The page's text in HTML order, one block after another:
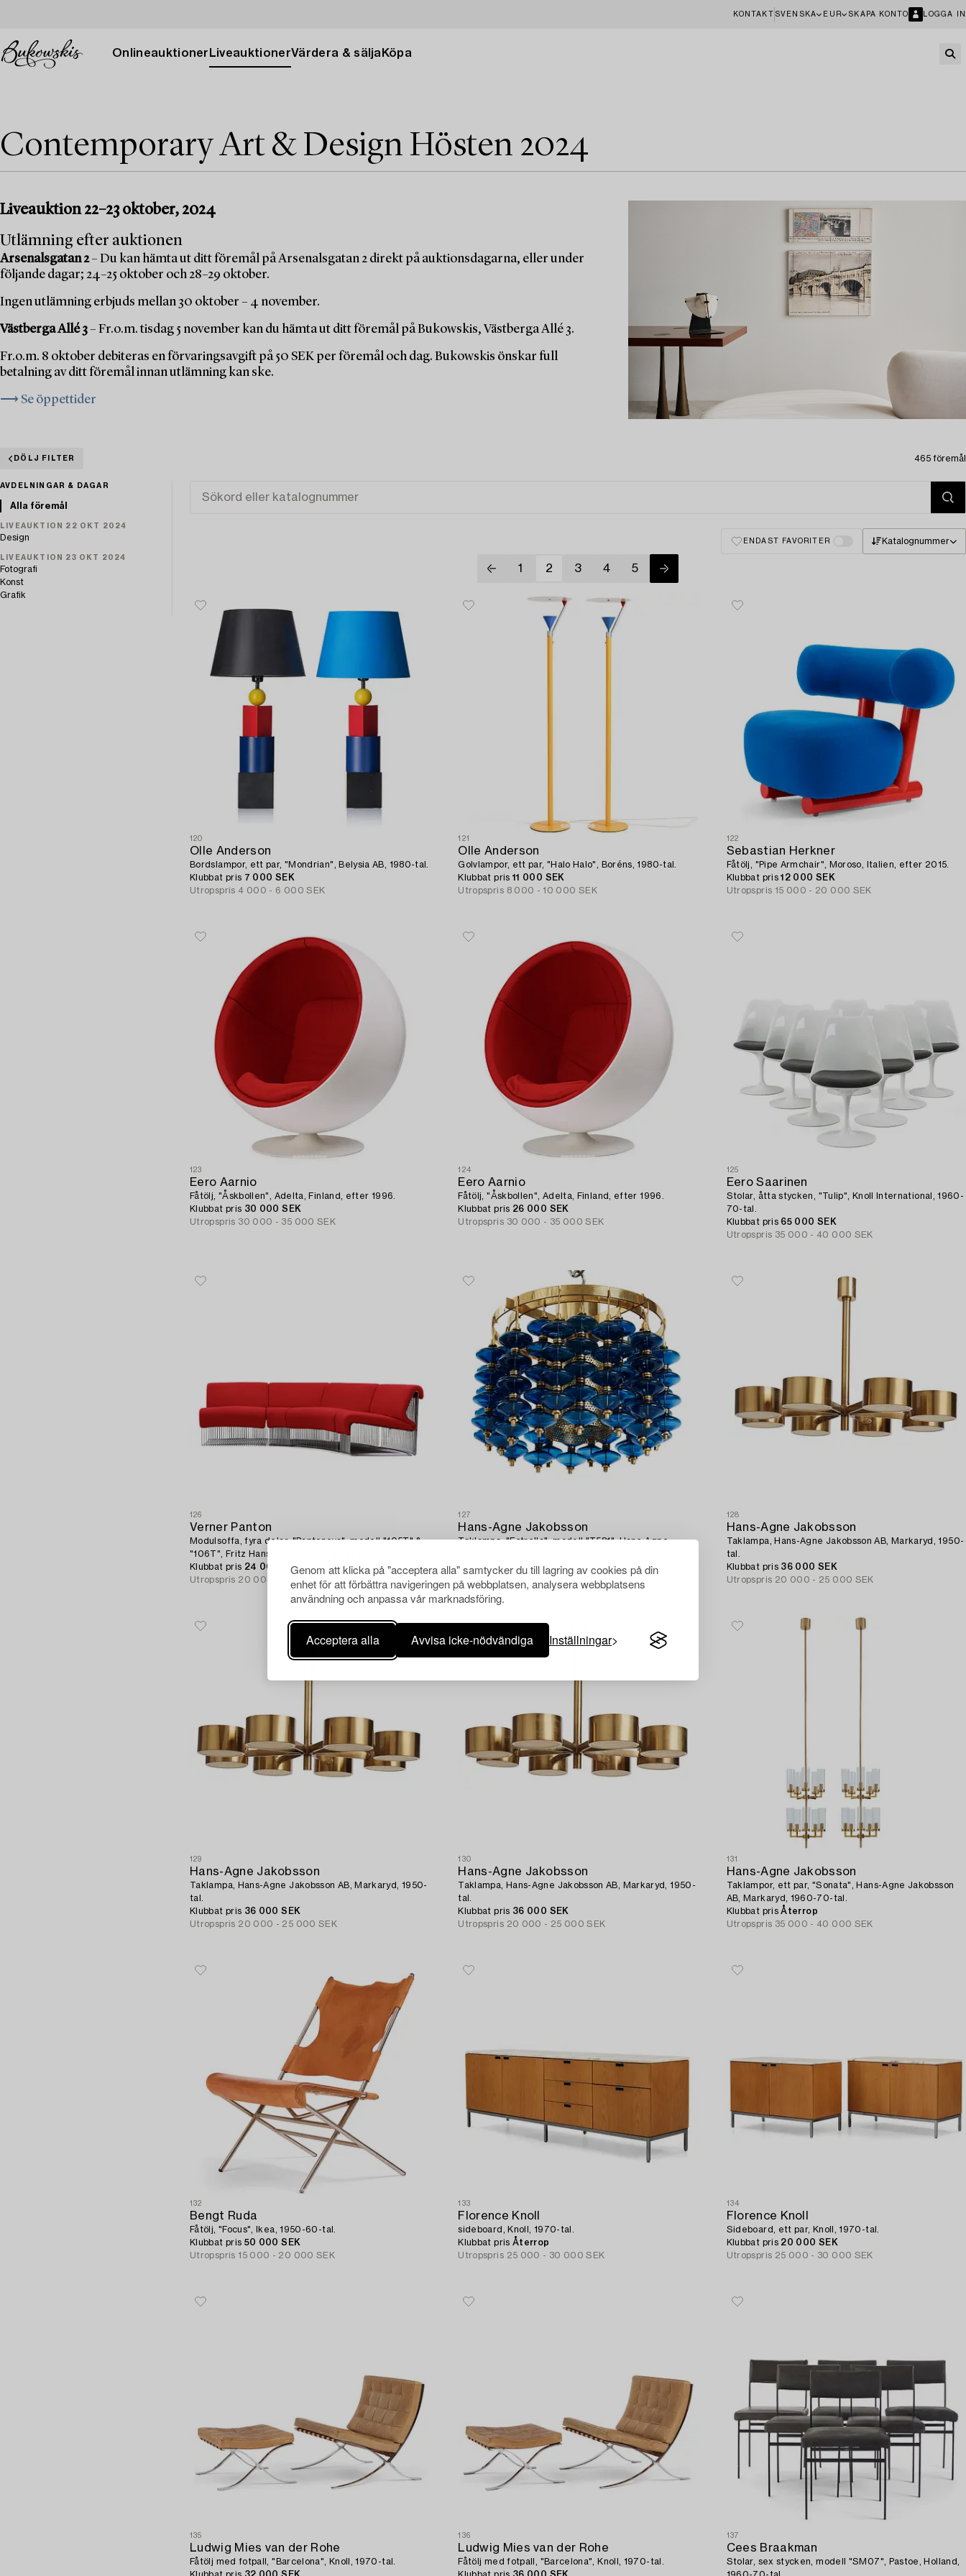
Genom att klicka på "acceptera alla" samtycker du till lagring av cookies på din
enhet för att förbättra navigeringen på webbplatsen, analysera webbplatsens
användning och anpassa vår marknadsföring.
Acceptera alla Avvisa icke-nödvändiga Inställningar
KONTAKT SVENSKA EUR SKAPA KONTO LOGGA IN
Onlineauktioner LiveauktionerVärdera & sälja Köpa
Contemporary Art & Design Hösten 2024
Liveauktion 22–23 oktober, 2024
Utlämning efter auktionen
Arsenalsgatan 2– Du kan hämta ut ditt föremål på Arsenalsgatan 2 direkt på auktionsdagarna, eller under
följande dagar; 24–25 oktober och 28–29 oktober.
Ingen utlämning erbjuds mellan 30 oktober – 4 november.
Västberga Allé 3– Fr.o.m. tisdag 5 november kan du hämta ut ditt föremål på Bukowskis, Västberga Allé 3.
Fr.o.m. 8 oktober debiteras en förvaringsavgift på 50 SEK per föremål och dag. Bukowskis önskar full
betalning av ditt föremål innan utlämning kan ske.
⟶ Se öppettider
DÖLJ FILTER 465 föremål
AVDELNINGAR & DAGAR
Alla föremål
LIVEAUKTION 22 OKT 2024
Design
LIVEAUKTION 23 OKT 2024
Fotografi
Konst
Grafik
ENDAST FAVORITER Katalognummer
1 2 3 4 5
120
Olle Anderson
Bordslampor, ett par, "Mondrian", Belysia AB, 1980-tal.
Klubbat pris 7 000 SEK
Utropspris 4 000 - 6 000 SEK
121
Olle Anderson
Golvlampor, ett par, "Halo Halo", Boréns, 1980-tal.
Klubbat pris11 000 SEK
Utropspris 8 000 - 10 000 SEK
122
Sebastian Herkner
Fåtölj, "Pipe Armchair", Moroso, Italien, efter 2015.
Klubbat pris12 000 SEK
Utropspris 15 000 - 20 000 SEK
123
Eero Aarnio
Fåtölj, "Åskbollen", Adelta, Finland, efter 1996.
Klubbat pris 30 000 SEK
Utropspris 30 000 - 35 000 SEK
124
Eero Aarnio
Fåtölj, "Åskbollen", Adelta, Finland, efter 1996.
Klubbat pris 26 000 SEK
Utropspris 30 000 - 35 000 SEK
125
Eero Saarinen
Stolar, åtta stycken, "Tulip", Knoll International, 1960-
70-tal.
Klubbat pris 65 000 SEK
Utropspris 35 000 - 40 000 SEK
126
Verner Panton
Modulsoffa, fyra delar, "Pantonova", modell "105T" &
"106T", Fritz Hansen, Danmark, efter 1971.
Klubbat pris 24 000 SEK
Utropspris 20 000 - 30 000 SEK
127
Hans-Agne Jakobsson
Taklampa, "Estrella", modell "T581", Hans-Agne
Klubbat pris28 000 SEK
Utropspris
15 000 - 20 000 SEK
128
Hans-Agne Jakobsson
Taklampa, Hans-Agne Jakobsson AB, Markaryd, 1950-
tal.
Klubbat pris 36 000 SEK
Utropspris 20 000 - 25 000 SEK
129
Hans-Agne Jakobsson
Taklampa, Hans-Agne Jakobsson AB, Markaryd, 1950-
tal.
Klubbat pris 36 000 SEK
Utropspris 20 000 - 25 000 SEK
130
Hans-Agne Jakobsson
Taklampa, Hans-Agne Jakobsson AB, Markaryd, 1950-
tal.
Klubbat pris 36 000 SEK
Utropspris 20 000 - 25 000 SEK
131
Hans-Agne Jakobsson
Taklampor, ett par, "Sonata", Hans-Agne Jakobsson
AB, Markaryd, 1960-70-tal.
Klubbat prisÅterrop
Utropspris 35 000 - 40 000 SEK
132
Bengt Ruda
Fåtölj, "Focus", Ikea, 1950-60-tal.
Klubbat pris 50 000 SEK
Utropspris 15 000 - 20 000 SEK
133
Florence Knoll
sideboard, Knoll, 1970-tal.
Klubbat prisÅterrop
Utropspris 25 000 - 30 000 SEK
134
Florence Knoll
Sideboard, ett par, Knoll, 1970-tal.
Klubbat pris 20 000 SEK
Utropspris 25 000 - 30 000 SEK
135
Ludwig Mies van der Rohe
Fåtölj med fotpall, "Barcelona", Knoll, 1970-tal.
136
Ludwig Mies van der Rohe
Fåtölj med fotpall, "Barcelona", Knoll, 1970-tal.
137
Cees Braakman
Stolar, sex stycken, modell "SM07", Pastoe, Holland,